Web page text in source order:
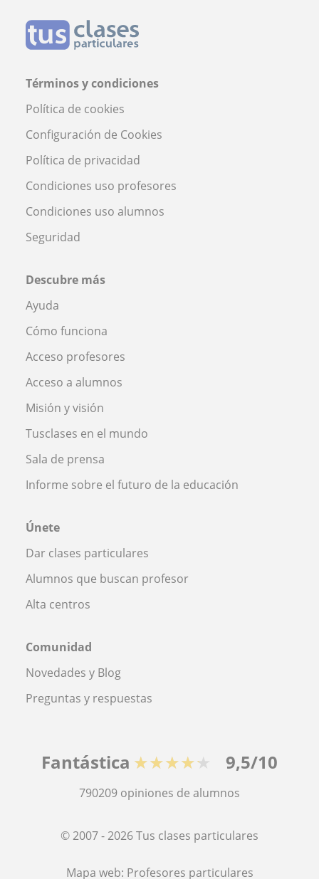
Términos y condiciones
Política de cookies
Configuración de Cookies
Política de privacidad
Condiciones uso profesores
Condiciones uso alumnos
Seguridad
Descubre más
Ayuda
Cómo funciona
Acceso profesores
Acceso a alumnos
Misión y visión
Tusclases en el mundo
Sala de prensa
Informe sobre el futuro de la educación
Únete
Dar clases particulares
Alumnos que buscan profesor
Alta centros
Comunidad
Novedades y Blog
Preguntas y respuestas
Fantástica ★★★★★ 9,5/10
790209 opiniones de alumnos
© 2007 - 2026 Tus clases particulares
Mapa web: Profesores particulares